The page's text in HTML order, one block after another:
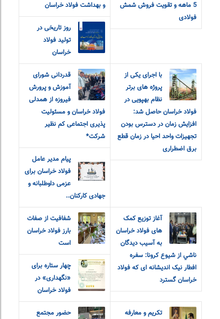
5 ماهه و تقویت فروش شمش
فولادی
و بهداشت فولاد خراسان
روز تاریخی در
تولید فولاد
خراسان
با اجرای یکی از
پروژه های برتر
نظام بهپویی در
فولاد خراسان حاصل شد:
افزایش زمان در دسترس بودن
تجهیزات واحد احیا در زمان قطع
برق اضطراری
قدردانی شورای
آموزش و‌ پرورش
فیروزه از همدلی
فولاد خراسان و مسئولیت
پذیری اجتماعی کم نظیر
شرکت*
پیام مدیر عامل
فولاد خراسان برای
عزمی داوطلبانه و
جهادی کارکنان..
آغاز توزیع کمک
های فولاد خراسان
به آسيب ديدگان
ناشي از شيوع كرونا: سفره
افطار نیک اندیشانه ای که فولاد
خراسان گسترد
شفافیت از صفات
بارز فولاد خراسان
است
چهار ستاره برای
«نگهداری» در
فولاد خراسان
تکریم و معارفه
حضور مجتمع